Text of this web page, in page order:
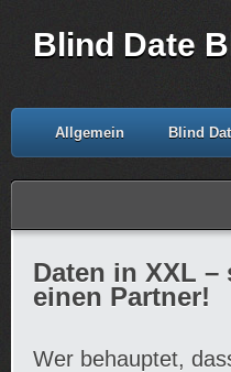
Blind Date
Allgemein Blind
Daten in XXL
einen Partner!
Wer behauptet,